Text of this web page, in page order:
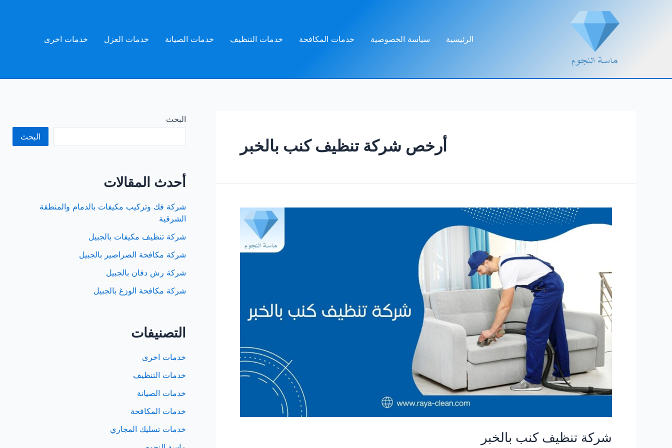
الرئيسية
سياسة الخصوصية خدمات المكافحة خدمات التنظيف خدمات الصيانة خدمات العزل خدمات اخرى
أرخص شركة تنظيف كنب بالخبر
شركة تنظيف كنب بالخبر
البحث
البحث
أحدث المقالات
شركة فك وتركيب مكيفات بالدمام والمنطقة
الشرقية
شركة تنظيف مكيفات بالجبيل
شركة مكافحة الصراصير بالجبيل
شركة رش دفان بالجبيل
شركة مكافحة الوزغ بالجبيل
التصنيفات
خدمات اخرى
خدمات التنظيف
خدمات الصيانة
خدمات المكافحة
خدمات تسليك المجاري